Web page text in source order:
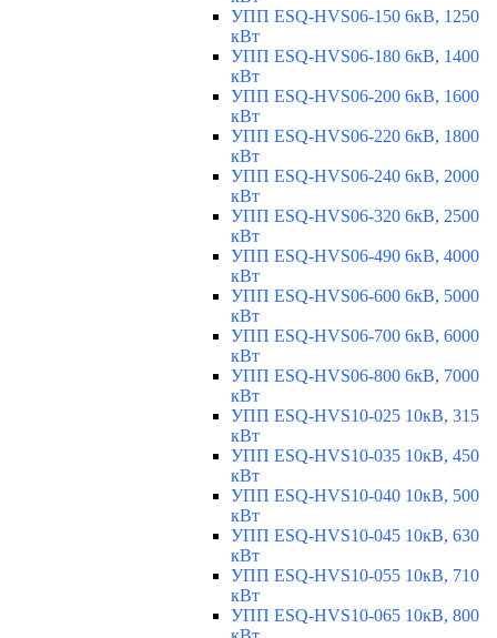
УПП ESQ-HVS06-150 6кВ, 1250
кВт
УПП ESQ-HVS06-180 6кВ, 1400
кВт
УПП ESQ-HVS06-200 6кВ, 1600
кВт
УПП ESQ-HVS06-220 6кВ, 1800
кВт
УПП ESQ-HVS06-240 6кВ, 2000
кВт
УПП ESQ-HVS06-320 6кВ, 2500
кВт
УПП ESQ-HVS06-490 6кВ, 4000
кВт
УПП ESQ-HVS06-600 6кВ, 5000
кВт
УПП ESQ-HVS06-700 6кВ, 6000
кВт
УПП ESQ-HVS06-800 6кВ, 7000
кВт
УПП ESQ-HVS10-025 10кВ, 315
кВт
УПП ESQ-HVS10-035 10кВ, 450
кВт
УПП ESQ-HVS10-040 10кВ, 500
кВт
УПП ESQ-HVS10-045 10кВ, 630
кВт
УПП ESQ-HVS10-055 10кВ, 710
кВт
УПП ESQ-HVS10-065 10кВ, 800